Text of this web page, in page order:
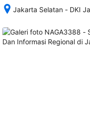
Jakarta Selatan - DKI
memesan,
semua